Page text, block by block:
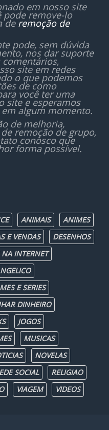
em nosso site
pode remove-lo
de remoção de
pode, sem dúvida
nos dar suporte
comentários,
site em redes
o que podemos
de como
você ter uma
site e esperamos
algum momento.
de melhoria,
remoção de grupo,
conosco que
forma possível.
ANIMAIS
ANIMES
E VENDAS
DESENHOS
NA INTERNET
E SERIES
DINHEIRO
JOGOS
MUSICAS
NOVELAS
SOCIAL
RELIGIAO
VIAGEM VIDEOS